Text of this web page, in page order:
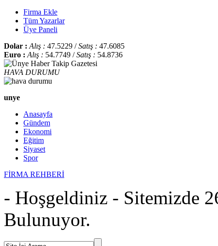
Firma Ekle
Tüm Yazarlar
Üye Paneli
Dolar : Alış : 47.5229 /Satış : 47.6085
Euro : Alış : 54.7749 /Satış : 54.8736
HAVA DURUMU
unye
Anasayfa
Gündem
Ekonomi
Eğitim
Siyaset
Spor
FİRMA REHBERİ
- Hoşgeldiniz - Sitemizde
Bulunuyor.